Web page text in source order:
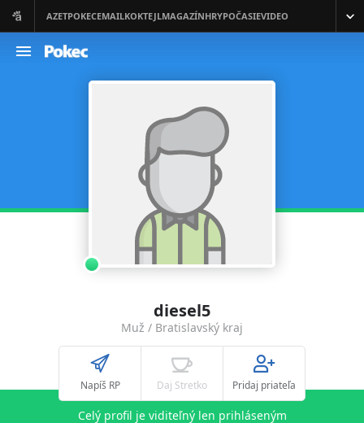
diesel5
Muž / Bratislavský kraj
Napíš RP Daj Stretko Pridaj priateľa
Celý profil je viditeľný len prihláseným